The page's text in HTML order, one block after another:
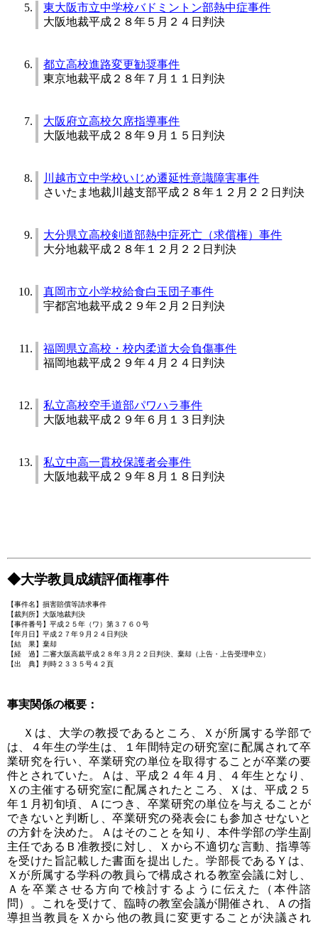
東大阪市立中学校バドミントン部熱中症事件
大阪地裁平成２８年５月２４日判決
都立高校進路変更勧奨事件
東京地裁平成２８年７月１１日判決
大阪府立高校欠席指導事件
大阪地裁平成２８年９月１５日判決
川越市立中学校いじめ遷延性意識障害事件
さいたま地裁川越支部平成２８年１２月２２日判決
大分県立高校剣道部熱中症死亡（求償権）事件
大分地裁平成２８年１２月２２日判決
真岡市立小学校給食白玉団子事件
宇都宮地裁平成２９年２月２日判決
福岡県立高校・校内柔道大会負傷事件
福岡地裁平成２９年４月２４日判決
私立高校空手道部パワハラ事件
大阪地裁平成２９年６月１３日判決
私立中高一貫校保護者会事件
大阪地裁平成２９年８月１８日判決
◆大学教員成績評価権事件
【事件名】損害賠償等請求事件
【裁判所】大阪地裁判決
【事件番号】平成２５年（ワ）第３７６０号
【年月日】平成２７年９月２４日判決
【結 果】棄却
【経 過】二審大阪高裁平成２８年３月２２日判決、棄却（上告・上告受理申立）
【出 典】判時２３３５号４２頁
事実関係の概要：
Ｘは、大学の教授であるところ、Ｘが所属する学部で
は、４年生の学生は、１年間特定の研究室に配属されて卒
業研究を行い、卒業研究の単位を取得することが卒業の要
件とされていた。Ａは、平成２４年４月、４年生となり、
Ｘの主催する研究室に配属されたところ、Ｘは、平成２５
年１月初旬頃、Ａにつき、卒業研究の単位を与えることが
できないと判断し、卒業研究の発表会にも参加させないと
の方針を決めた。Ａはそのことを知り、本件学部の学生副
主任であるＢ准教授に対し、Ｘから不適切な言動、指導等
を受けた旨記載した書面を提出した。学部長であるＹは、
Ｘが所属する学科の教員らで構成される教室会議に対し、
Ａを卒業させる方向で検討するように伝えた（本件諮
問）。これを受けて、臨時の教室会議が開催され、Ａの指
導担当教員をＸから他の教員に変更することが決議され